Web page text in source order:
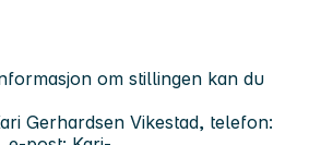
om stillingen kan du
Gerhardsen Vikestad, telefon: